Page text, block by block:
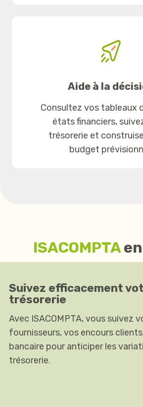
Aide à la
Consultez vos tableaux
états financiers,
trésorerie et
budget
ISACOMPTA
Suivez efficacement
trésorerie
Avec ISACOMPTA, vous suivez
fournisseurs, vos encours
bancaire pour anticiper les
trésorerie.